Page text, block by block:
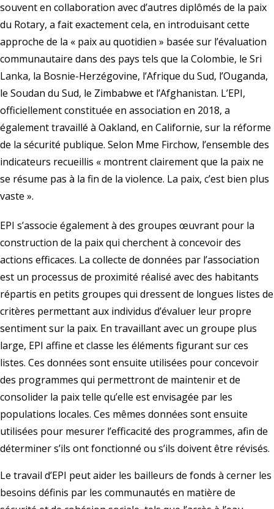
souvent en collaboration avec d’autres diplômés de la paix
du Rotary, a fait exactement cela, en introduisant cette
approche de la « paix au quotidien » basée sur l’évaluation
communautaire dans des pays tels que la Colombie, le Sri
Lanka, la Bosnie-Herzégovine, l’Afrique du Sud, l’Ouganda,
le Soudan du Sud, le Zimbabwe et l’Afghanistan. L’EPI,
officiellement constituée en association en 2018, a
également travaillé à Oakland, en Californie, sur la réforme
de la sécurité publique. Selon Mme Firchow, l’ensemble des
indicateurs recueillis « montrent clairement que la paix ne
se résume pas à la fin de la violence. La paix, c’est bien plus
vaste ».
EPI s’associe également à des groupes œuvrant pour la
construction de la paix qui cherchent à concevoir des
actions efficaces. La collecte de données par l’association
est un processus de proximité réalisé avec des habitants
répartis en petits groupes qui dressent de longues listes de
critères permettant aux individus d’évaluer leur propre
sentiment sur la paix. En travaillant avec un groupe plus
large, EPI affine et classe les éléments figurant sur ces
listes. Ces données sont ensuite utilisées pour concevoir
des programmes qui permettront de maintenir et de
consolider la paix telle qu’elle est envisagée par les
populations locales. Ces mêmes données sont ensuite
utilisées pour mesurer l’efficacité des programmes, afin de
déterminer s’ils ont fonctionné ou s’ils doivent être révisés.
Le travail d’EPI peut aider les bailleurs de fonds à cerner les
besoins définis par les communautés en matière de